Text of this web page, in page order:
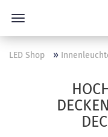
LED Shop »